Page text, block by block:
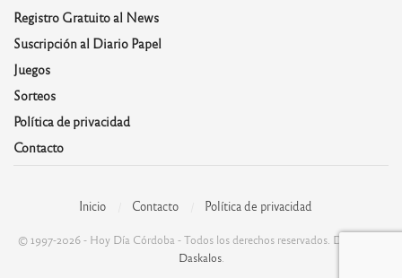
Registro Gratuito al News
Suscripción al Diario Papel
Juegos
Sorteos
Política de privacidad
Contacto
Inicio Contacto Política de privacidad
© 1997-2026 - Hoy Día Córdoba - Todos los derechos reservados. Desarrolla:
Daskalos.